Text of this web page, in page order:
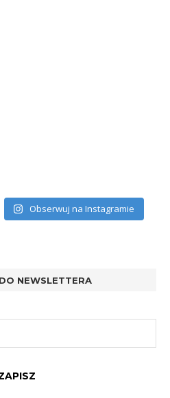
Obserwuj na Instagramie
NEWSLETTERA